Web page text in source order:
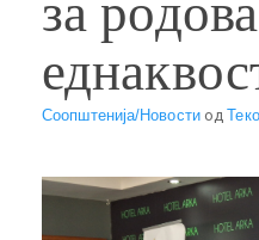
за родова
Соопштенија/Новостиод